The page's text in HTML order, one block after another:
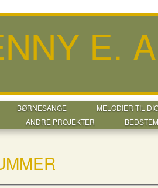
E.
BØRNESANGE
MELODIER TIL
ANDRE PROJEKTER